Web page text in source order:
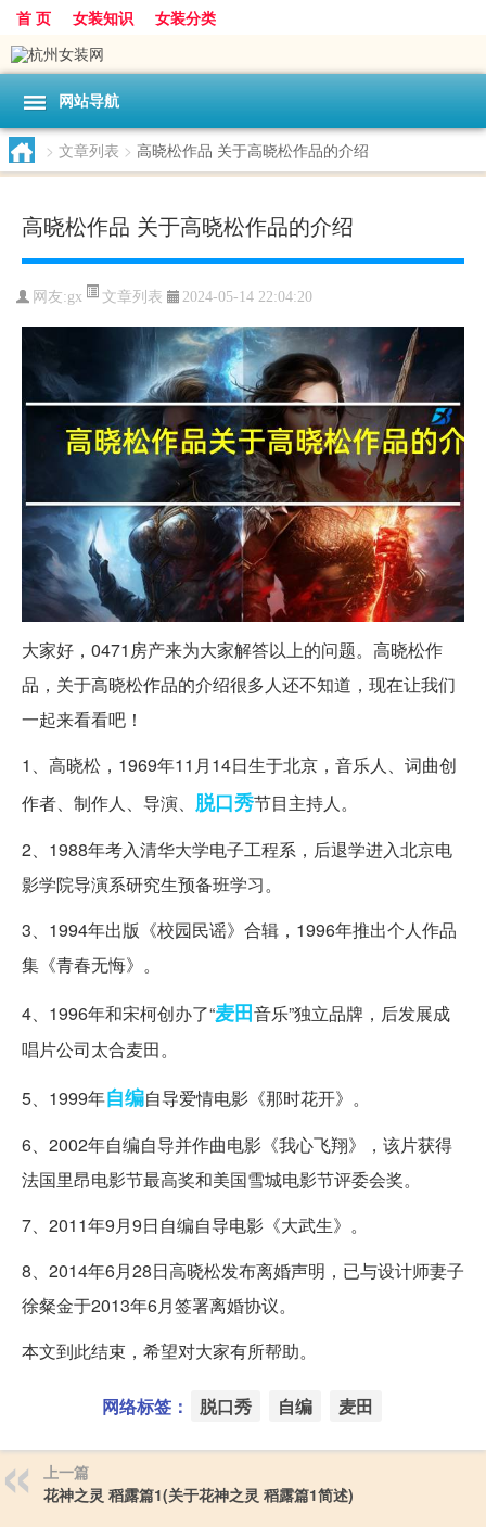
首 页 女装知识 女装分类
网站导航
> 文章列表 > 高晓松作品 关于高晓松作品的介绍
高晓松作品 关于高晓松作品的介绍
网友:gx 文章列表 2024-05-14 22:04:20
大家好，0471房产来为大家解答以上的问题。高晓松作
品，关于高晓松作品的介绍很多人还不知道，现在让我们
一起来看看吧！
1、高晓松，1969年11月14日生于北京，音乐人、词曲创
作者、制作人、导演、 脱口秀节目主持人。
2、1988年考入清华大学电子工程系，后退学进入北京电
影学院导演系研究生预备班学习。
3、1994年出版《校园民谣》合辑，1996年推出个人作品
集《青春无悔》。
4、1996年和宋柯创办了“麦田音乐”独立品牌，后发展成
唱片公司太合麦田。
5、1999年自编自导爱情电影《那时花开》。
6、2002年自编自导并作曲电影《我心飞翔》，该片获得
法国里昂电影节最高奖和美国雪城电影节评委会奖。
7、2011年9月9日自编自导电影《大武生》。
8、2014年6月28日高晓松发布离婚声明，已与设计师妻子
徐粲金于2013年6月签署离婚协议。
本文到此结束，希望对大家有所帮助。
网络标签： 脱口秀 自编 麦田
上一篇
花神之灵 稻露篇1(关于花神之灵 稻露篇1简述)